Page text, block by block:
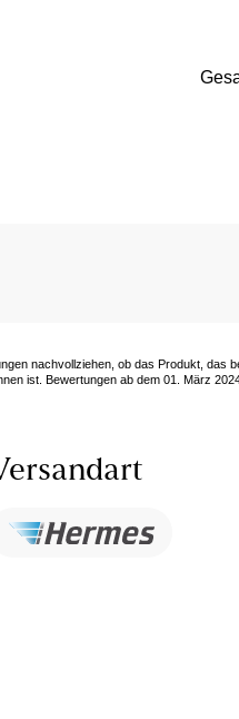
nachvollziehen, ob das Produkt, das
ist. Bewertungen ab dem 01. März